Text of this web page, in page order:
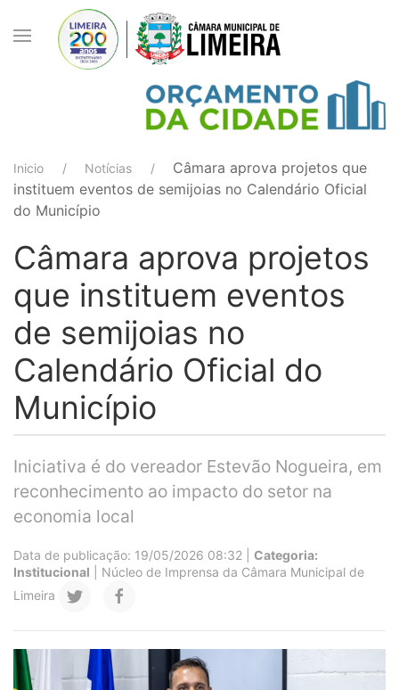
Inicio Notícias
Câmara aprova projetos que
instituem eventos de semijoias no Calendário Oficial
do Município
Câmara aprova projetos
que instituem eventos
de semijoias no
Calendário Oficial do
Município
Iniciativa é do vereador Estevão Nogueira, em
reconhecimento ao impacto do setor na
economia local
Data de publicação: 19/05/2026 08:32 | Categoria:
Institucional | Núcleo de Imprensa da Câmara Municipal de
Limeira